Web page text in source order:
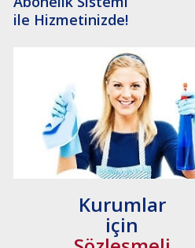
ile Hizmetinizde!
Kurumlar
için